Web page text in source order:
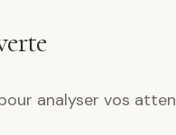
analyser vos